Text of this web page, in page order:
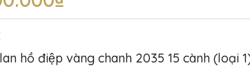
hồ điệp vàng chanh 2035 15 cành (loại